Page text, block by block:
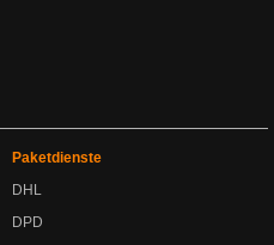
Paketdienste
DHL
DPD